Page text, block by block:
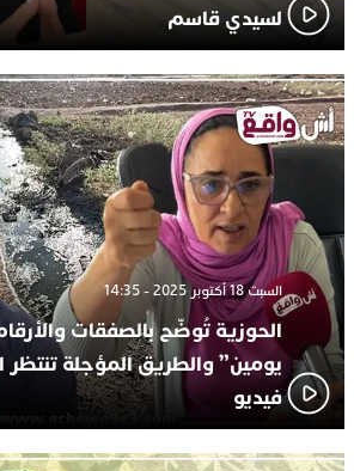
لسيدي قاسم
السبت 18 أكتوبر 2025 - 14:35
الحوزية تُوضّح بالصفقات
يومين” والطريق المؤجلة تنتظر
فيديو